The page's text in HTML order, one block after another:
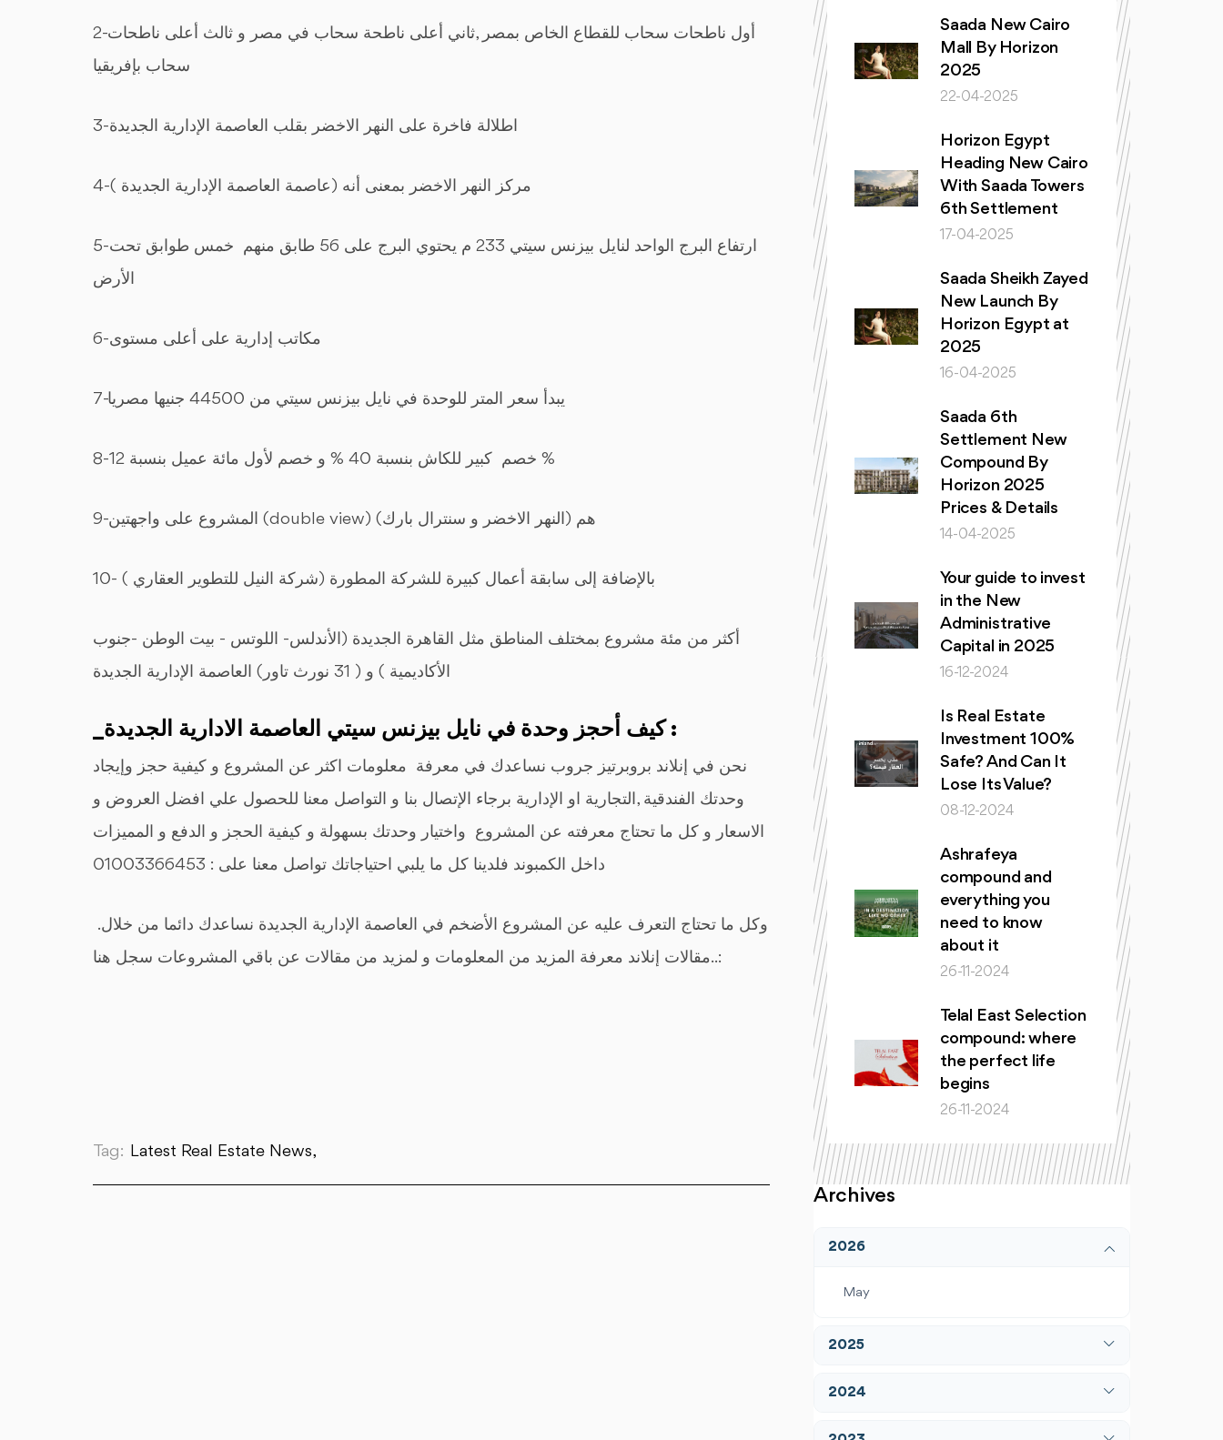
2-أول ناطحات سحاب للقطاع الخاص بمصر ,ثاني أعلى ناطحة سحاب في مصر و ثالث أعلى ناطحات
سحاب بإفريقيا
3-اطلالة فاخرة على النهر الاخضر بقلب العاصمة الإدارية الجديدة
5-ارتفاع البرج الواحد لنايل بيزنس سيتي 233 م يحتوي البرج على 56 طابق منهم خمس طوابق تحت
الأرض
6-مكاتب إدارية على أعلى مستوى
7-يبدأ سعر المتر للوحدة في نايل بيزنس سيتي من 44500 جنيها مصريا
8-خصم كبير للكاش بنسبة 40 % و خصم لأول مائة عميل بنسبة 12 %
9-المشروع على واجهتين (double view) هم (النهر الاخضر و سنترال بارك)
10- بالإضافة إلى سابقة أعمال كبيرة للشركة المطورة (شركة النيل للتطوير العقاري )
أكثر من مئة مشروع بمختلف المناطق مثل القاهرة الجديدة (الأندلس- اللوتس - بيت الوطن -جنوب
الأكاديمية ) و ( 31 نورث تاور) العاصمة الإدارية الجديدة
_كيف أحجز وحدة في نايل بيزنس سيتي العاصمة الادارية الجديدة :
نحن في إنلاند بروبرتيز جروب نساعدك في معرفة معلومات اكثر عن المشروع و كيفية حجز وإيجاد
وحدتك الفندقية ,التجارية او الإدارية برجاء الإتصال بنا و التواصل معنا للحصول علي افضل العروض و
الاسعار و كل ما تحتاج معرفته عن المشروع واختيار وحدتك بسهولة و كيفية الحجز و الدفع و المميزات
داخل الكمبوند فلدينا كل ما يلبي احتياجاتك تواصل معنا على : 01003366453
.وكل ما تحتاج التعرف عليه عن المشروع الأضخم في العاصمة الإدارية الجديدة نساعدك دائما من خلال
مقالات إنلاند معرفة المزيد من المعلومات و لمزيد من مقالات عن باقي المشروعات سجل هنا..:
Tag: Latest Real Estate News,
Saada New Cairo
Mall By Horizon
2025
22-04-2025
Horizon Egypt
Heading New Cairo
With Saada Towers
6th Settlement
17-04-2025
Saada Sheikh Zayed
New Launch By
Horizon Egypt at
2025
16-04-2025
Saada 6th
Settlement New
Compound By
Horizon 2025
Prices & Details
14-04-2025
Your guide to invest
in the New
Administrative
Capital in 2025
16-12-2024
Is Real Estate
Investment 100%
Safe? And Can It
Lose Its Value?
08-12-2024
Ashrafeya
compound and
everything you
need to know
about it
26-11-2024
Telal East Selection
compound: where
the perfect life
begins
26-11-2024
Archives
2026
May
2025
2024